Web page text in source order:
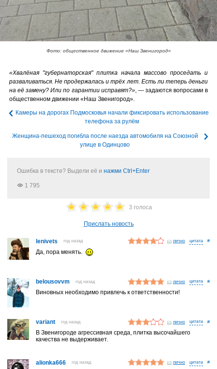
Фото: общественное движение «Наш Звенигород»
«Хвалёная "губернаторская" плитка начала массово проседать и
разваливаться. Не продержалась и трёх лет. Есть ли теперь деньги
на её замену? Или по гарантии исправят?», — задаются вопросами в
общественном движении «Наш Звенигород».
Камеры на дорогах Подмосковья начали фиксировать использование
телефона за рулём
Женщина-пешеход погибла после наезда автомобиля на Союзной
улице в Одинцово
Ошибка в тексте? Выдели её и нажми Ctrl+Enter
1 795
3 голоса
Прислать новость
lenivets год назад лично #
Да, пора менять.
belousovvm год назад лично #
Виновных необходимо привлечь к ответственности!
variant год назад лично #
В Звенигороде агрессивная среда, плитка высочайшего
качества не выдерживает.
alionka666 год назад лично #